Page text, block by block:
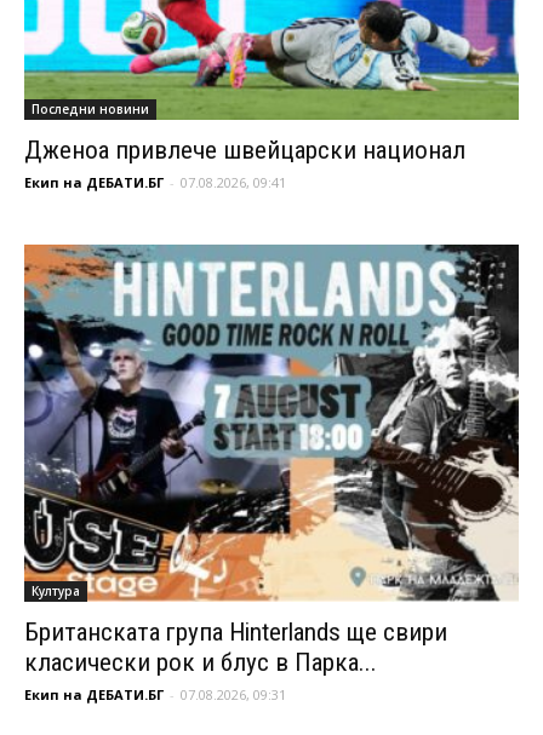
Последни новини
Дженоа привлече швейцарски национал
Екип на ДЕБАТИ.БГ - 07.08.2026, 09:41
Култура
Британската група Hinterlands ще свири
класически рок и блус в Парка...
Екип на ДЕБАТИ.БГ - 07.08.2026, 09:31